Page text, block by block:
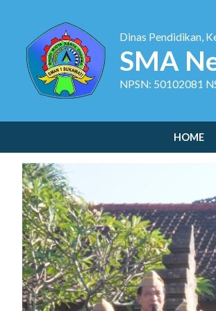
Dinas Pendidikan,
SMA
NPSN: 50102081
HOME